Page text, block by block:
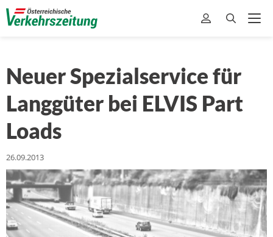
Neuer Spezialservice für
Langgüter bei ELVIS Part
Loads
26.09.2013